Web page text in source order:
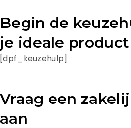
Begin de
je ideale product
[dpf_keuzehulp]
Vraag een
aan